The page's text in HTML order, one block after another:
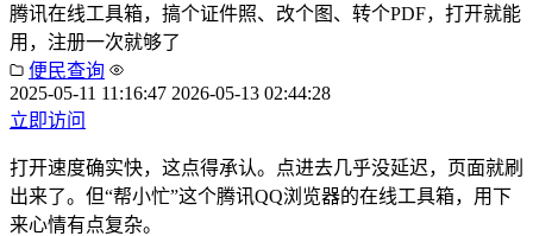
腾讯在线工具箱，搞个证件照、改个图、转个PDF，打开就能
用，注册一次就够了
便民查询
2025-05-11 11:16:47 2026-05-13 02:44:28
立即访问
打开速度确实快，这点得承认。点进去几乎没延迟，页面就刷
出来了。但“帮小忙”这个腾讯QQ浏览器的在线工具箱，用下
来心情有点复杂。